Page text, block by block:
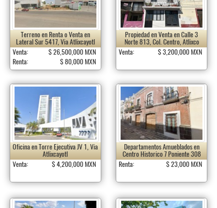
Terreno en Renta o Venta en
Lateral Sur 5417, Via Atlixcayotl
Venta:
$ 26,500,000 MXN
Renta:
$ 80,000 MXN
Propiedad en Venta en Calle 3
Norte 813, Col. Centro, Atlixco
Venta:
$ 3,200,000 MXN
Oficina en Torre Ejecutiva JV 1, Via
Atlixcayotl
Venta:
$ 4,200,000 MXN
Departamentos Amueblados en
Centro Historico 7 Poniente 308
Renta:
$ 23,000 MXN